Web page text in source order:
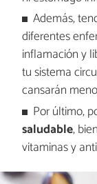
Además,
diferentes
inflamación y
tu sistema
cansarán
Por último,
saludable,
vitaminas y